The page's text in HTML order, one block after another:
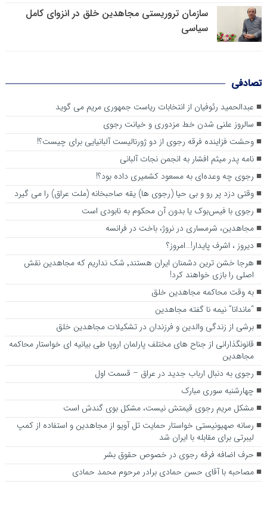
سازمان تروریستی مجاهدین خلق در انزوای کامل
سیاسی
تصادفی
عبدالحمید رئوفیان از انتخابات ریاست جمهوری مریم می گوید
سالروز علنی شدن خط مزدوری و خیانت رجوی
وحشت فزاینده فرقه رجوی از دو ژورنالیست آلبانیایی برای چیست؟!
نامه پدر میثم افشار به انجمن نجات آلبانی
رجوی چه وعده‌ای به مسعود کشمیری داده بود؟!
وقتی دزد پر رو و بی حیا (رجوی ها) یقه صاحبخانه (ملت عراق) را می گیرد
رجوی با فیس‌بوک یا بدون آن محکوم به نابودی است
مجاهدین، شرم‎ساری در نروژ، باخت در فرانسه
ديروز ، اشرف پايدار!…امروز؟
هرجا خشن ترین دشمنان ایران هستند٬ شک نداریم که مجاهدین نقش
اصلی را بازی خواهند کرد!
به وقت محاکمه مجاهدین خلق
“ماندانا” نیمه نا گفته مجاهدین
برشی از زندگی والدین و فرزندان در تشکیلات مجاهدین خلق
قانونگذارانی از جناح های مختلف پارلمان اروپا طی بیانیه ای خواستار محاکمه
مجاهدین
رجوی به دنبال ارباب جدید در عراق – قسمت اول
چهارشنبه سوری مبارک
مشکل مریم رجوی قیمتش نیست، مشکل بوی گندش است
رسانه صهیونیستی خواستار حمایت تل آویو از مجاهدین و استفاده از کمپ
لیبرتی برای مقابله با ایران شد
حرف اضافه فرقه رجوی در خصوص حقوق بشر
مصاحبه با آقای حسن حمادی برادر مرحوم محمد حمادی